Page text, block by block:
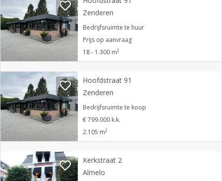
Zenderen
Bedrijfsruimte te huur
Prijs op aanvraag
18 - 1.300 m2
Hoofdstraat 91
Zenderen
Bedrijfsruimte te koop
€ 799.000 k.k.
2.105 m2
Kerkstraat 2
Almelo